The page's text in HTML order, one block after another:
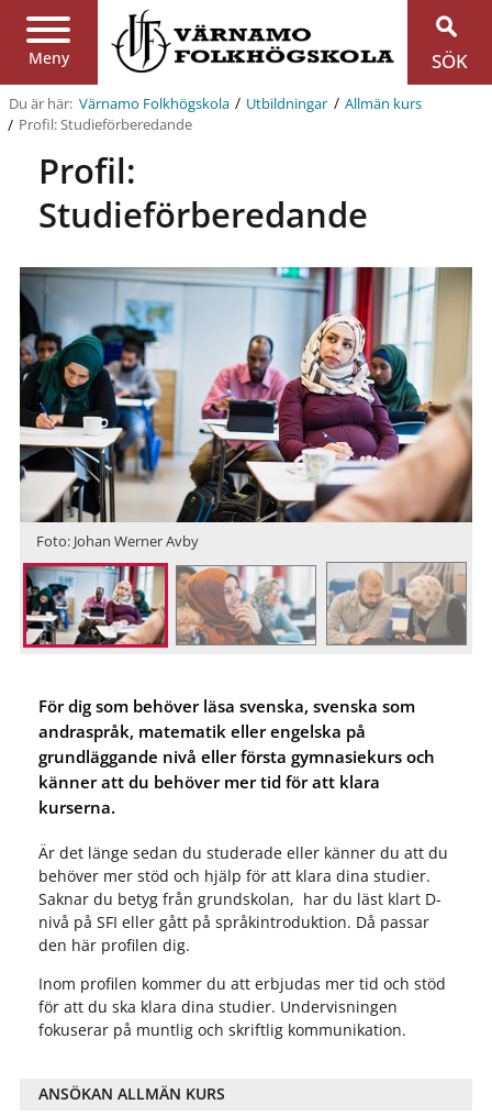
Meny
Region
Jönköpings
län
SÖK
Du är här: Värnamo Folkhögskola / Utbildningar / Allmän kurs
/ Profil: Studieförberedande
Profil:
Studieförberedande
Foto: Johan Werner Avby
För dig som behöver läsa svenska, svenska som
andraspråk, matematik eller engelska på
grundläggande nivå eller första gymnasiekurs och
känner att du behöver mer tid för att klara
kurserna.
Är det länge sedan du studerade eller känner du att du
behöver mer stöd och hjälp för att klara dina studier.
Saknar du betyg från grundskolan, har du läst klart D-
nivå på SFI eller gått på språkintroduktion. Då passar
den här profilen dig.
Inom profilen kommer du att erbjudas mer tid och stöd
för att du ska klara dina studier. Undervisningen
fokuserar på muntlig och skriftlig kommunikation.
ANSÖKAN ALLMÄN KURS